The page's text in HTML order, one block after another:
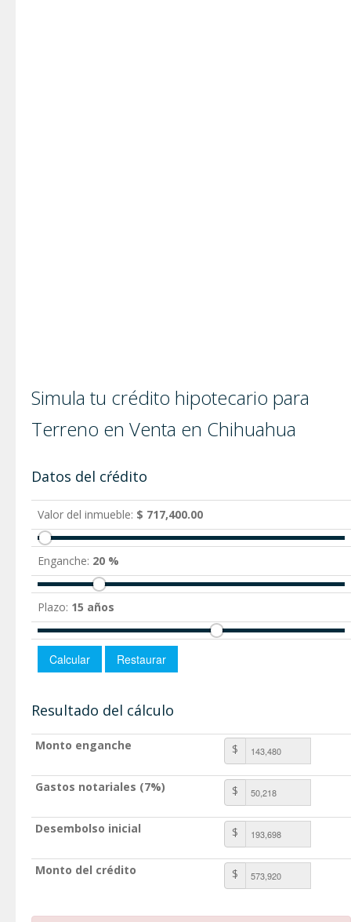
Simula tu crédito hipotecario para
Terreno en Venta en Chihuahua
Datos del cŕédito
Valor del inmueble: $ 717,400.00
Enganche: 20 %
Plazo: 15 años
Resultado del cálculo
Monto enganche $
Gastos notariales (7%) $
Desembolso inicial $
Monto del crédito $